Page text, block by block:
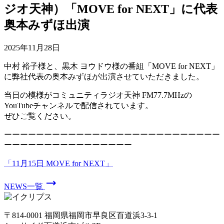
ジオ天神）「MOVE for NEXT」に代表
奥本みずほ出演
2025年11月28日
中村 裕子様と、黒木 ヨウドウ様の番組「MOVE for NEXT」
に弊社代表の奥本みずほが出演させていただきました。
当日の模様がコミュニティラジオ天神 FM77.7MHzの
YouTubeチャンネルで配信されています。
ぜひご覧ください。
ーーーーーーーーーーーーーーーーーーーーーーーーーーー
ーーーーーーーーーーーーーーーー
「11月15日 MOVE for NEXT」
NEWS一覧 trending_flat
〒814-0001 福岡県福岡市早良区百道浜3-3-1